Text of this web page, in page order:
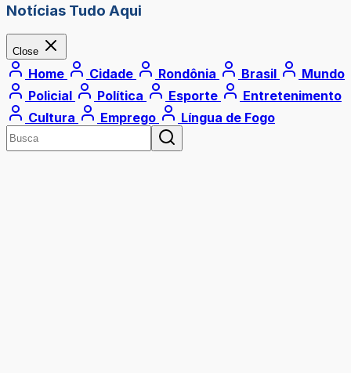
Notícias Tudo Aqui
Close
Home Cidade Rondônia Brasil
Mundo
Policial
Política Esporte
Entretenimento
Cultura
Emprego Língua de Fogo